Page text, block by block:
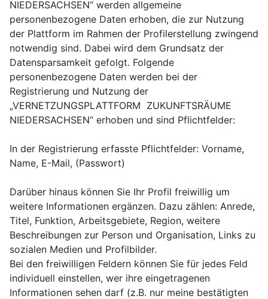
NIEDERSACHSEN“ werden allgemeine
personenbezogene Daten erhoben, die zur Nutzung
der Plattform im Rahmen der Profilerstellung zwingend
notwendig sind. Dabei wird dem Grundsatz der
Datensparsamkeit gefolgt. Folgende
personenbezogene Daten werden bei der
Registrierung und Nutzung der
„VERNETZUNGSPLATTFORM ZUKUNFTSRÄUME
NIEDERSACHSEN“ erhoben und sind Pflichtfelder:
In der Registrierung erfasste Pflichtfelder: Vorname,
Name, E-Mail, (Passwort)
Darüber hinaus können Sie Ihr Profil freiwillig um
weitere Informationen ergänzen. Dazu zählen: Anrede,
Titel, Funktion, Arbeitsgebiete, Region, weitere
Beschreibungen zur Person und Organisation, Links zu
sozialen Medien und Profilbilder.
Bei den freiwilligen Feldern können Sie für jedes Feld
individuell einstellen, wer ihre eingetragenen
Informationen sehen darf (z.B. nur meine bestätigten